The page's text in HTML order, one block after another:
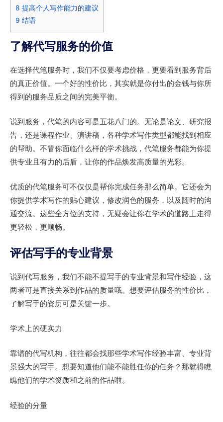
8 提高个人写作能力的建议
9 结语
了解代写服务的价值
在选择代笔服务时，我们不仅要考虑价格，更要看到服务背后
的真正价值。一个好的性价比，其实就是你付出的金钱与你所
得到的服务品质之间的完美平衡。
说到服务，代笔的内容可是五花八门的。无论是论文、研究报
告，还是课程作业、演讲稿，各种学术写作类型都能找到相应
的帮助。不管你面临什么样的学术挑战，代笔服务都能为你提
供专业且有力的后盾，让你的作品焕发高质量的光彩。
优质的代笔服务可不仅仅是帮你完成任务那么简单。它还会为
你提供学术写作的贴心建议，修改润色的服务，以及随时的沟
通交流。这些全方位的支持，无疑会让你在学术的道路上走得
更轻松，更顺畅。
评估写手的专业背景
说到代写服务，我们不能不提写手的专业背景和写作经验，这
两者可是直接关系到作品的质量哦。想要评估服务的性价比，
了解写手的资历可是关键一步。
学术上的硬实力
靠谱的代写机构，往往都会找那些学术写作经验丰富、专业背
景强大的写手。想要知道他们能不能胜任你的任务？那就得瞧
瞧他们的学术资质和之前的作品啦。
经验的分量